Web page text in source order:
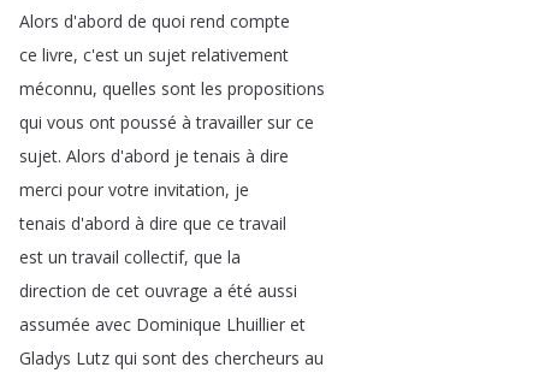
Alors d'abord de quoi rend compte
ce livre, c'est un sujet relativement
méconnu, quelles sont les propositions
qui vous ont poussé à travailler sur ce
sujet. Alors d'abord je tenais à dire
merci pour votre invitation, je
tenais d'abord à dire que ce travail
est un travail collectif, que la
direction de cet ouvrage a été aussi
assumée avec Dominique Lhuillier et
Gladys Lutz qui sont des chercheurs au